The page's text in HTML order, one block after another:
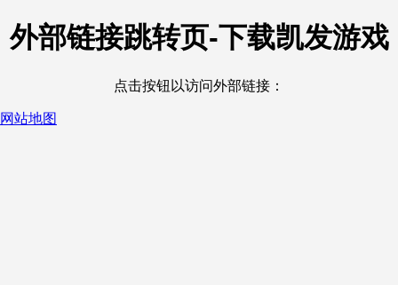
外部链接跳转页-下载凯发游戏
点击按钮以访问外部链接：
网站地图